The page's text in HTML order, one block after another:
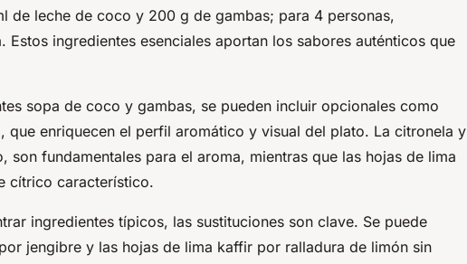
de leche de coco y 200 g de gambas; para 4 personas,
Estos ingredientes esenciales aportan los sabores auténticos que
sopa de coco y gambas, se pueden incluir opcionales como
que enriquecen el perfil aromático y visual del plato. La citronela y
son fundamentales para el aroma, mientras que las hojas de lima
cítrico característico.
ingredientes típicos, las sustituciones son clave. Se puede
jengibre y las hojas de lima kaffir por ralladura de limón sin